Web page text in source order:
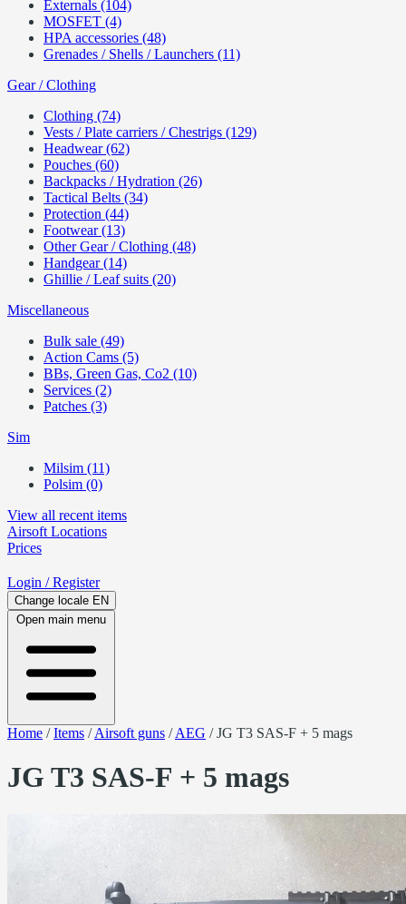
Externals (104)
MOSFET (4)
HPA accessories (48)
Grenades / Shells / Launchers (11)
Gear / Clothing
Clothing (74)
Vests / Plate carriers / Chestrigs (129)
Headwear (62)
Pouches (60)
Backpacks / Hydration (26)
Tactical Belts (34)
Protection (44)
Footwear (13)
Other Gear / Clothing (48)
Handgear (14)
Ghillie / Leaf suits (20)
Miscellaneous
Bulk sale (49)
Action Cams (5)
BBs, Green Gas, Co2 (10)
Services (2)
Patches (3)
Sim
Milsim (11)
Polsim (0)
View all recent items
Airsoft Locations
Prices
Login / Register
Change locale EN
Open main menu
Home /Items /Airsoft guns /AEG /JG T3 SAS-F + 5 mags
JG T3 SAS-F + 5 mags